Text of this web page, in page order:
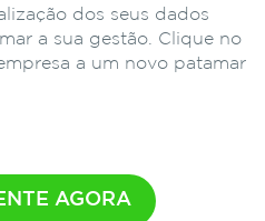
dos seus dados
a sua gestão. Clique no
a um novo patamar
AGORA